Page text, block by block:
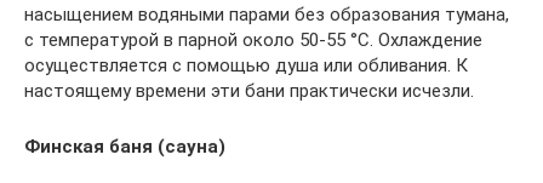
насыщением водяными парами без образования тумана,
с температурой в парной около 50-55 °C. Охлаждение
осуществляется с помощью душа или обливания. К
настоящему времени эти бани практически исчезли.
Финская баня (сауна)